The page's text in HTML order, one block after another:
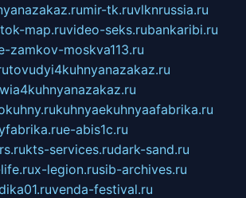
mir-tk.ruvlknrussia.ru
map.ruvideo-seks.rubankaribi.ru
zamkov-moskva113.ru
tovudyi4kuhnyanazakaz.ru
kuhnyaekuhnyaafabrika.ru
e-abis1c.ru
kts-services.rudark-sand.ru
x-legion.rusib-archives.ru
venda-festival.ru